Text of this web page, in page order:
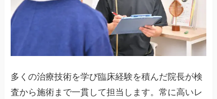
多くの治療技術を学び臨床経験を積んだ院長が検
査から施術まで一貫して担当します。常に高いレ